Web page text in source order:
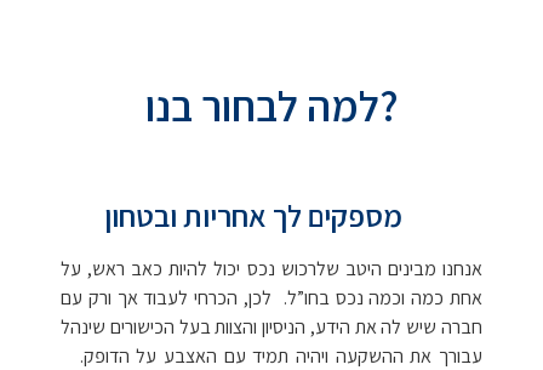
למה לבחור בנו?
מספקים לך אחריות ובטחון
אנחנו מבינים היטב שלרכוש נכס יכול להיות כאב ראש, על
אחת כמה וכמה נכס בחו”ל. לכן, הכרחי לעבוד אך ורק עם
חברה שיש לה את הידע, הניסיון והצוות בעל הכישורים שינהל
עבורך את ההשקעה ויהיה תמיד עם האצבע על הדופק.